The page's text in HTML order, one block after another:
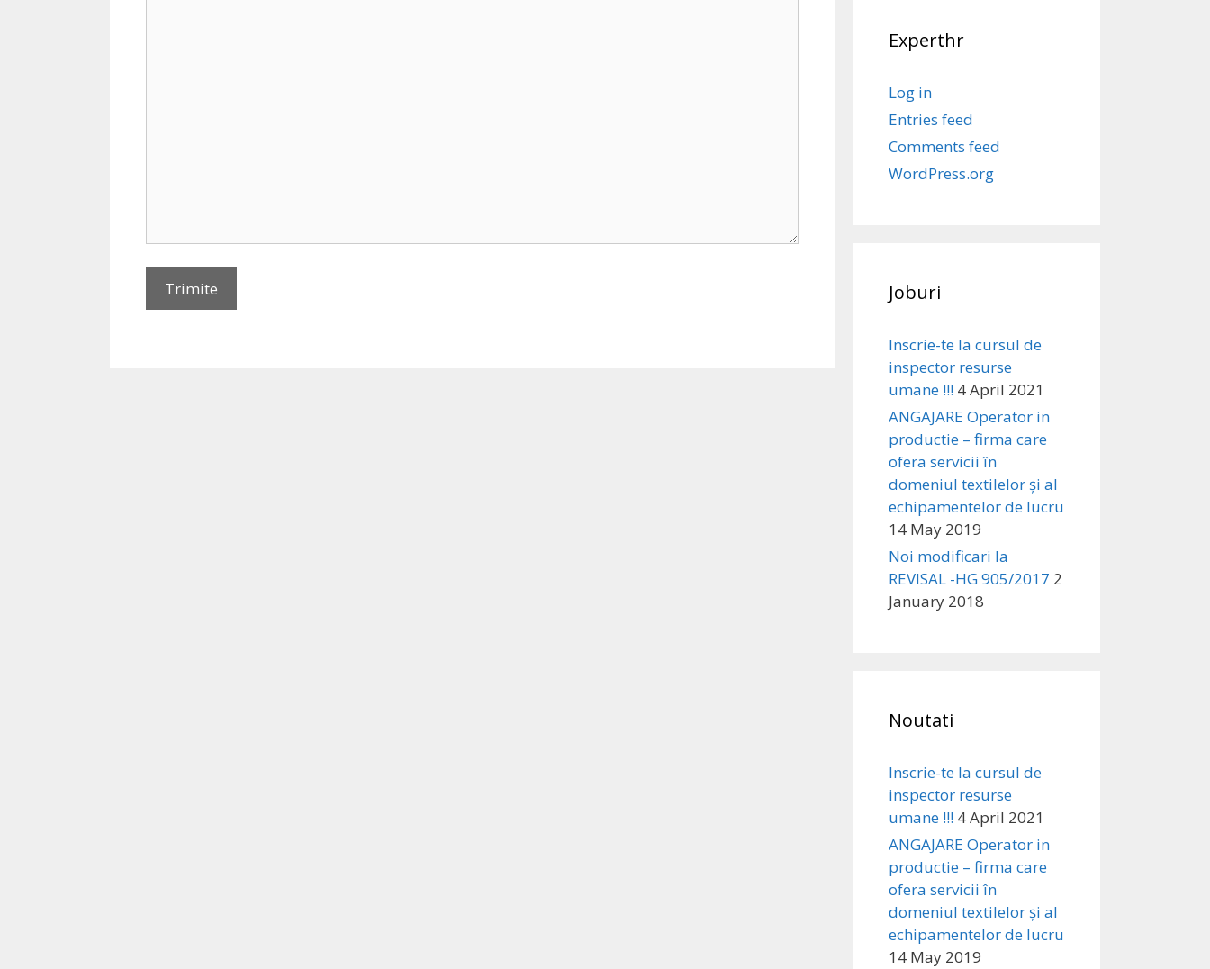
Experthr
Log in
Entries feed
Comments feed
WordPress.org
Joburi
Inscrie-te la cursul de
inspector resurse
umane !!! 4 April 2021
ANGAJARE Operator in
productie – firma care
ofera servicii în
domeniul textilelor și al
echipamentelor de lucru
14 May 2019
Noi modificari la
REVISAL -HG 905/2017 2
January 2018
Noutati
Inscrie-te la cursul de
inspector resurse
umane !!! 4 April 2021
ANGAJARE Operator in
productie – firma care
ofera servicii în
domeniul textilelor și al
echipamentelor de lucru
14 May 2019